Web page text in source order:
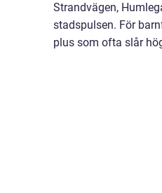
Strandvägen,
stadspulsen. För
plus som ofta slår